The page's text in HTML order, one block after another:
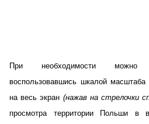
При необходимости можно
воспользовавшись шкалой
на весь экран (нажав на стрелочки
просмотра территории Польши в